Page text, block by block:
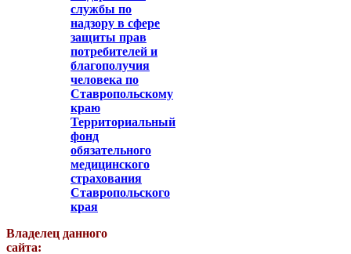
службы по
надзору в сфере
защиты прав
потребителей и
благополучия
человека по
Ставропольскому
краю
Территориальный
фонд
обязательного
медицинского
страхования
Ставропольского
края
Владелец данного
сайта: